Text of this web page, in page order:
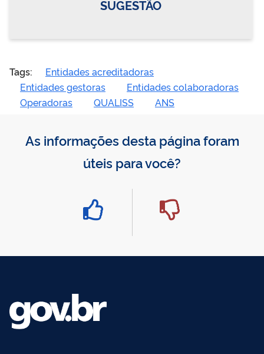
SUGESTÃO
Tags:
Entidades acreditadoras
Entidades gestoras
Entidades colaboradoras
Operadoras
QUALISS ANS
As informações desta página foram
úteis para você?